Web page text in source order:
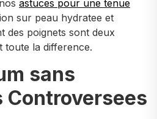
astuces pour une tenue
sur peau hydratee et
des poignets sont deux
toute la difference.
sans
Controversees